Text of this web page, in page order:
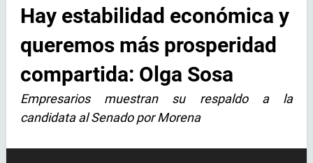
Hay estabilidad económica y
queremos más prosperidad
compartida: Olga Sosa
Empresarios muestran su respaldo a la
candidata al Senado por Morena